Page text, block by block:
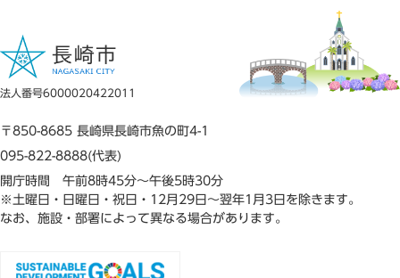
法人番号6000020422011
〒850-8685 長崎県長崎市魚の町4-1
095-822-8888(代表)
開庁時間 午前8時45分～午後5時30分
※土曜日・日曜日・祝日・12月29日～翌年1月3日を除きます。
なお、施設・部署によって異なる場合があります。